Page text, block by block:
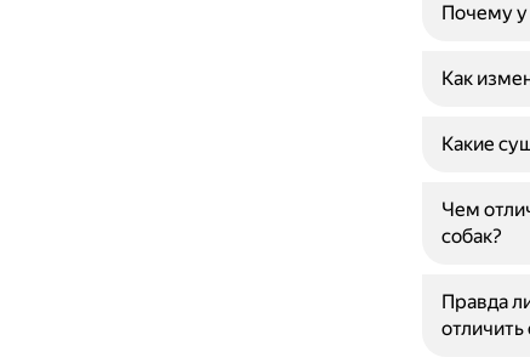
Почему у
Как
Какие
Чем
собак?
Правда
отличить